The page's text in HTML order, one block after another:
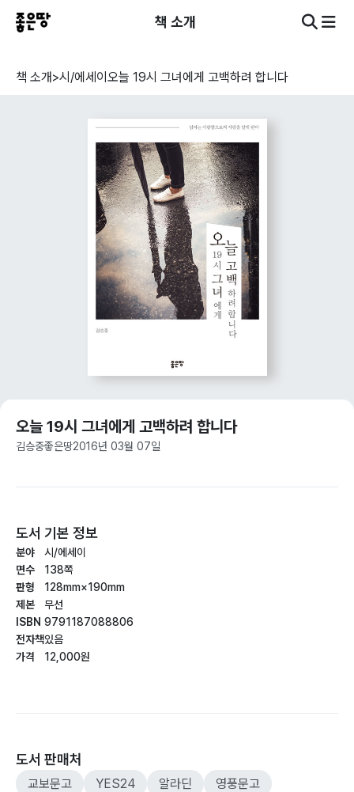
책 소개
책 소개>시/에세이 오늘 19시 그녀에게 고백하려 합니다
오늘 19시 그녀에게 고백하려 합니다
김승중좋은땅2016년 03월 07일
도서 기본 정보
분야
면수
판형
제본
ISBN
전자책
가격
시/에세이
138쪽
128mm×190mm
무선
9791187088806
있음
12,000원
도서 판매처
교보문고 YES24 알라딘 영풍문고